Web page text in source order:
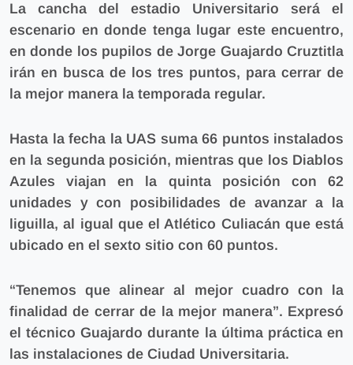
La cancha del estadio Universitario será el
escenario en donde tenga lugar este encuentro,
en donde los pupilos de Jorge Guajardo Cruztitla
irán en busca de los tres puntos, para cerrar de
la mejor manera la temporada regular.
Hasta la fecha la UAS suma 66 puntos instalados
en la segunda posición, mientras que los Diablos
Azules viajan en la quinta posición con 62
unidades y con posibilidades de avanzar a la
liguilla, al igual que el Atlético Culiacán que está
ubicado en el sexto sitio con 60 puntos.
“Tenemos que alinear al mejor cuadro con la
finalidad de cerrar de la mejor manera”. Expresó
el técnico Guajardo durante la última práctica en
las instalaciones de Ciudad Universitaria.